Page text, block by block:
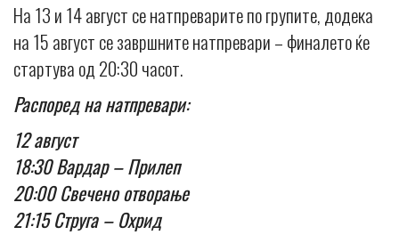
На 13 и 14 август се натпреварите по групите, додека
на 15 август се завршните натпревари – финалето ќе
стартува од 20:30 часот.
Распоред на натпревари:
12 август
18:30 Вардар – Прилеп
20:00 Свечено отворање
21:15 Струга – Охрид